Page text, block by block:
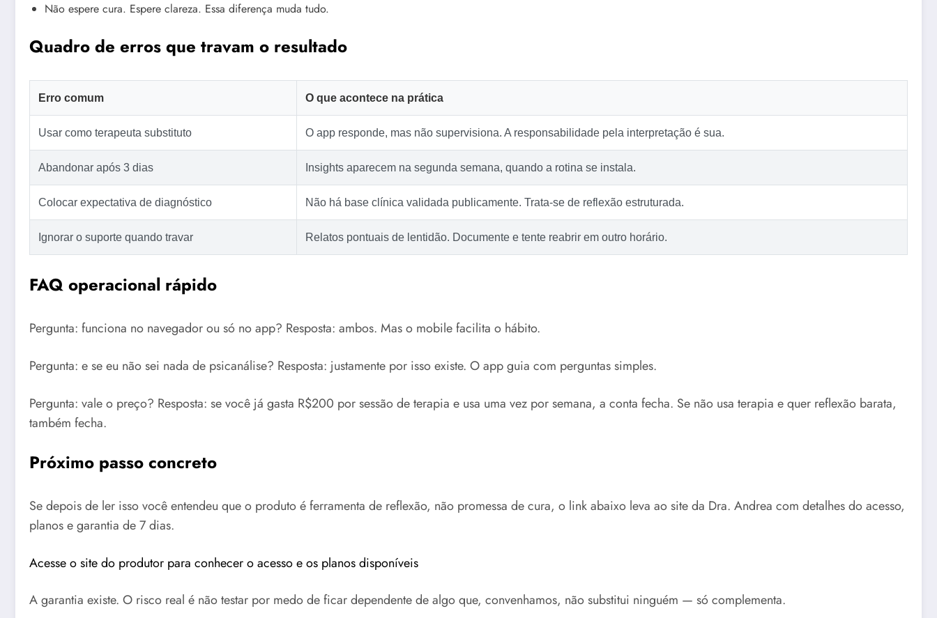
Não espere cura. Espere clareza. Essa diferença muda tudo.
Quadro de erros que travam o resultado
Erro comum O que acontece na prática
Usar como terapeuta substituto O app responde, mas não supervisiona. A responsabilidade pela interpretação é sua.
Abandonar após 3 dias Insights aparecem na segunda semana, quando a rotina se instala.
Colocar expectativa de diagnóstico Não há base clínica validada publicamente. Trata-se de reflexão estruturada.
Ignorar o suporte quando travar Relatos pontuais de lentidão. Documente e tente reabrir em outro horário.
FAQ operacional rápido
Pergunta: funciona no navegador ou só no app? Resposta: ambos. Mas o mobile facilita o hábito.
Pergunta: e se eu não sei nada de psicanálise? Resposta: justamente por isso existe. O app guia com perguntas simples.
Pergunta: vale o preço? Resposta: se você já gasta R$200 por sessão de terapia e usa uma vez por semana, a conta fecha. Se não usa terapia e quer reflexão barata,
também fecha.
Próximo passo concreto
Se depois de ler isso você entendeu que o produto é ferramenta de reflexão, não promessa de cura, o link abaixo leva ao site da Dra. Andrea com detalhes do acesso,
planos e garantia de 7 dias.
Acesse o site do produtor para conhecer o acesso e os planos disponíveis
A garantia existe. O risco real é não testar por medo de ficar dependente de algo que, convenhamos, não substitui ninguém — só complementa.